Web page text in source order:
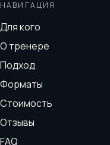
НАВИГАЦИЯ
Для кого
О тренере
Подход
Форматы
Стоимость
Отзывы
FAQ